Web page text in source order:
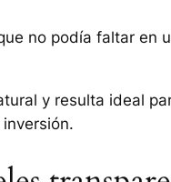
no podía faltar en
y resulta ideal